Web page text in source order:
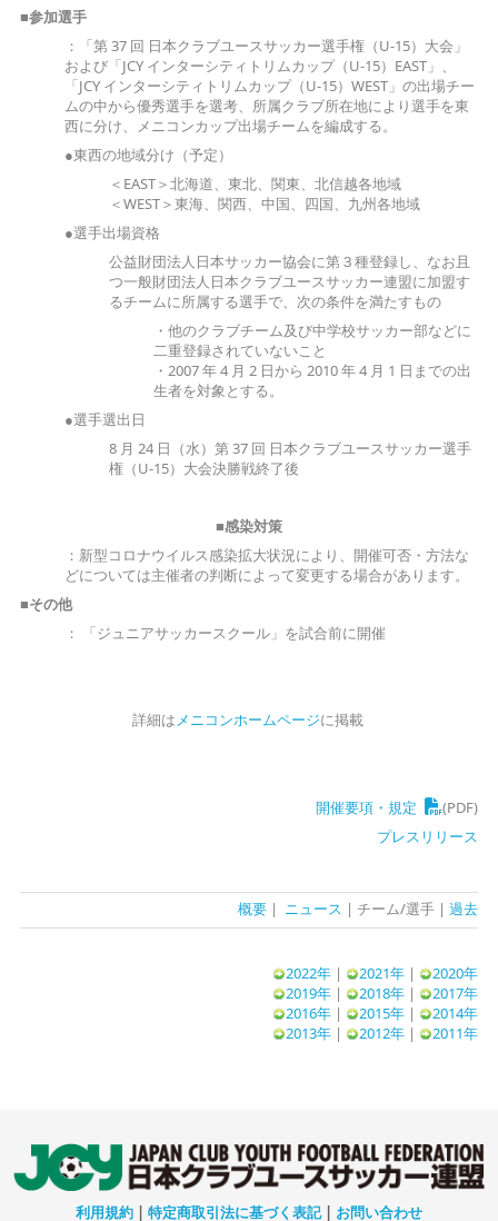
■参加選手
：「第 37 回 日本クラブユースサッカー選手権（U-15）大会」
および「JCY インターシティトリムカップ（U-15）EAST」、
「JCY インターシティトリムカップ（U-15）WEST」の出場チー
ムの中から優秀選手を選考、所属クラブ所在地により選手を東
西に分け、メニコンカップ出場チームを編成する。
●東西の地域分け（予定）
＜EAST＞北海道、東北、関東、北信越各地域
＜WEST＞東海、関西、中国、四国、九州各地域
●選手出場資格
公益財団法人日本サッカー協会に第３種登録し、なお且
つ一般財団法人日本クラブユースサッカー連盟に加盟す
るチームに所属する選手で、次の条件を満たすもの
・他のクラブチーム及び中学校サッカー部などに
二重登録されていないこと
・2007 年 4 月 2 日から 2010 年 4 月 1 日までの出
生者を対象とする。
●選手選出日
8 月 24 日（水）第 37 回 日本クラブユースサッカー選手
権（U-15）大会決勝戦終了後
■感染対策
：新型コロナウイルス感染拡大状況により、開催可否・方法な
どについては主催者の判断によって変更する場合があります。
■その他
： 「ジュニアサッカースクール」を試合前に開催
詳細はメニコンホームページに掲載
開催要項・規定
(PDF)
プレスリリース
概要| ニュース | チーム/選手 | 過去
2022年| 2021年|
2020年
2019年 | 2018年 |
2017年
2016年| 2015年|
2014年
2013年| 2012年| 2011年
利用規約 特定商取引法に基づく表記| お問い合わせ